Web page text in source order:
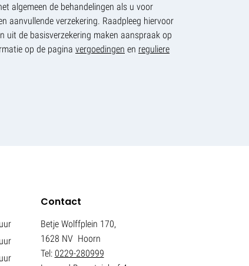
algemeen de behandelingen als u voor
aanvullende verzekering. Raadpleeg hiervoor
uit de basisverzekering maken aanspraak op
op de pagina vergoedingen en reguliere
Contact
Betje Wolffplein 170,
1628 NV Hoorn
Tel: 0229-280999